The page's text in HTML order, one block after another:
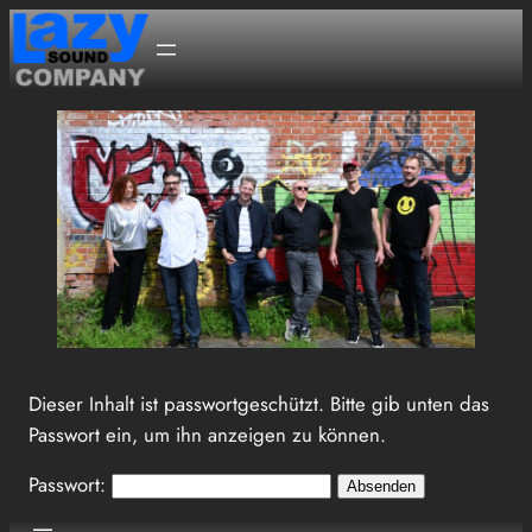
Zum
Inhalt
springen
Dieser Inhalt ist passwortgeschützt. Bitte gib unten das
Passwort ein, um ihn anzeigen zu können.
Passwort: